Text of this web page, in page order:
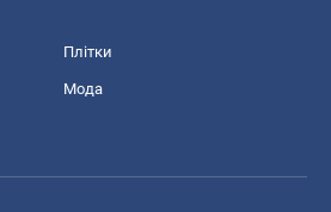
Плітки
Мода